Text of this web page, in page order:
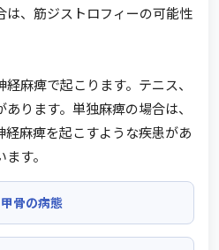
は、筋ジストロフィーの可能性
麻痺で起こります。テニス、
ります。単独麻痺の場合は、
麻痺を起こすような疾患があ
す。
骨の病態